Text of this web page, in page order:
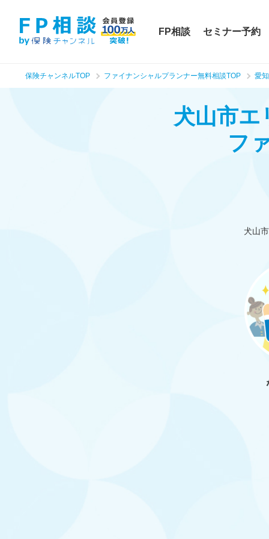
FP相談 セミナー予約
保険チャンネルTOP ファイナンシャルプランナー無料相談TOP 愛
犬山市エ
フ
犬山